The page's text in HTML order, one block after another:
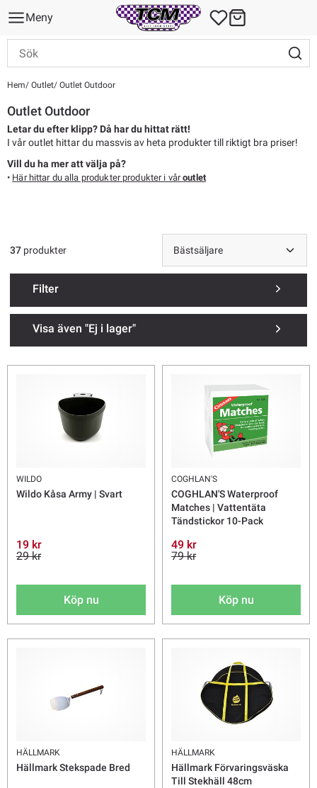
Meny
Hem Outlet Outlet Outdoor
Outlet Outdoor
Letar du efter klipp? Då har du hittat rätt!
I vår outlet hittar du massvis av heta produkter till riktigt bra priser!
Vill du ha mer att välja på?
• Här hittar du alla produkter produkter i våroutlet
Filter
Visa även "Ej i lager"
37 produkter
WILDO
Wildo Kåsa Army | Svart
19 kr
29 kr
Köp nu
COGHLAN'S
COGHLAN'S Waterproof
Matches | Vattentäta
Tändstickor 10-Pack
49 kr
79 kr
Köp nu
HÄLLMARK
Hällmark Stekspade Bred
HÄLLMARK
Hällmark Förvaringsväska
Till Stekhäll 48cm